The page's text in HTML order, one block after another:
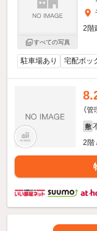
すべての写真
2階
駐車場あり 宅配ボッ
（
敷
2階